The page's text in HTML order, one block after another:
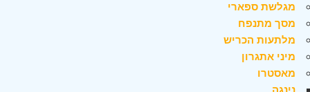
מגלשת ספארי
מסך מתנפח
מלתעות הכריש
מיני אתגרון
מאסטרו
נינגה